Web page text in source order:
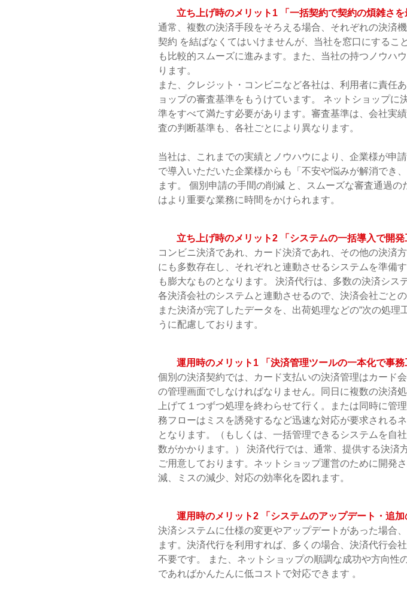
立ち上げ時のメリット1 「一括契約で契約の煩雑さを
通常、複数の決済手段をそろえる場合、それぞれの決済
契約 を結ばなくてはいけませんが、当社を窓口にする
も比較的スムーズに進みます。また、当社の持つノウハ
ります。
また、クレジット・コンビニなど各社は、利用者に責任
ョップの審査基準をもうけています。 ネットショップ
準をすべて満たす必要があります。審査基準は、会社実
査の判断基準も、各社ごとにより異なります。
当社は、これまでの実績とノウハウにより、企業様が申
で導入いただいた企業様からも「不安や悩みが解消でき
ます。 個別申請の手間の削減 と、スムーズな審査通過
はより重要な業務に時間をかけられます。
立ち上げ時のメリット2 「システムの一括導入で開発
コンビニ決済であれ、カード決済であれ、その他の決済
にも多数存在し、それぞれと連動させるシステムを準備
も膨大なものとなります。 決済代行は、多数の決済シ
各決済会社のシステムと連動させるので、決済会社ごと
また決済が完了したデータを、出荷処理などの“次の処
うに配慮しております。
運用時のメリット1 「決済管理ツールの一本化で事務
個別の決済契約では、カード支払いの決済管理はカード
の管理画面でしなければなりません。同日に複数の決済
上げて１つずつ処理を終わらせて行く。または同時に管
務フローはミスを誘発するなど迅速な対応が要求される
となります。（もしくは、一括管理できるシステムを自
数がかかります。） 決済代行では、通常、提供する決済
ご用意しております。ネットショップ運営のために開発
減、ミスの減少、対応の効率化を図れます。
運用時のメリット2 「システムのアップデート・追加
決済システムに仕様の変更やアップデートがあった場合
ます。決済代行を利用すれば、多くの場合、決済代行会
不要です。 また、ネットショップの順調な成功や方向
であればかんたんに低コストで対応できます 。